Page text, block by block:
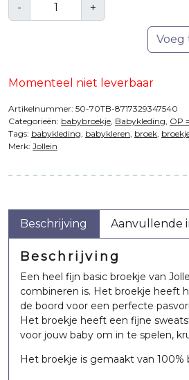
- +
Voeg
Momenteel niet leverbaar
Artikelnummer: 50-70TB-8717329347540
Categorieën: babybroekje, Babykleding, OP
Tags: babykleding, babykleren, broek,
Merk: Jollein
Beschrijving Aanvullende
Beschrijving
Een heel fijn basic broekje van
combineren is. Het broekje heeft
de boord voor een perfecte
Het broekje heeft een fijne
voor jouw baby om in te spelen,
Het broekje is gemaakt van 100%